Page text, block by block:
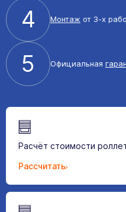
4 Монтаж от 3-х
5 Официальная
Расчёт стоимости
Рассчитать